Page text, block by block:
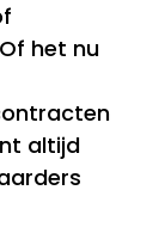
het nu
altijd